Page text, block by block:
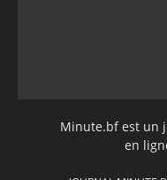
Minute.bf est un
en